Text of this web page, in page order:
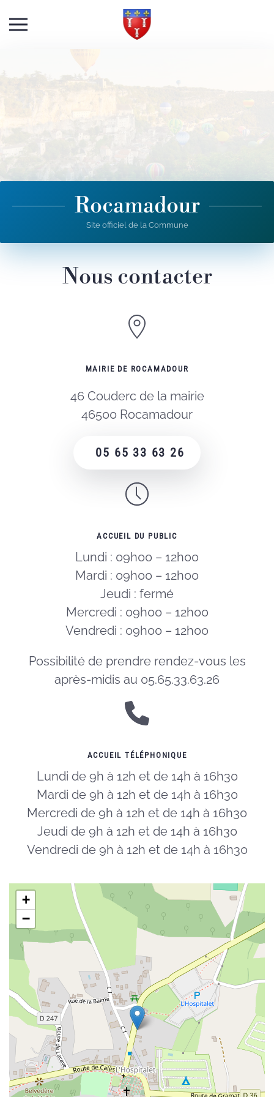
Skip to main content
Rocamadour
Site officiel de la Commune
Nous contacter
MAIRIE DE ROCAMADOUR
46 Couderc de la mairie
46500 Rocamadour
05 65 33 63 26
ACCUEIL DU PUBLIC
Lundi : 09h00 – 12h00
Mardi : 09h00 – 12h00
Jeudi : fermé
Mercredi : 09h00 – 12h00
Vendredi : 09h00 – 12h00
Possibilité de prendre rendez-vous les
après-midis au 05.65.33.63.26
ACCUEIL TÉLÉPHONIQUE
Lundi de 9h à 12h et de 14h à 16h30
Mardi de 9h à 12h et de 14h à 16h30
Mercredi de 9h à 12h et de 14h à 16h30
Jeudi de 9h à 12h et de 14h à 16h30
Vendredi de 9h à 12h et de 14h à 16h30
+
−